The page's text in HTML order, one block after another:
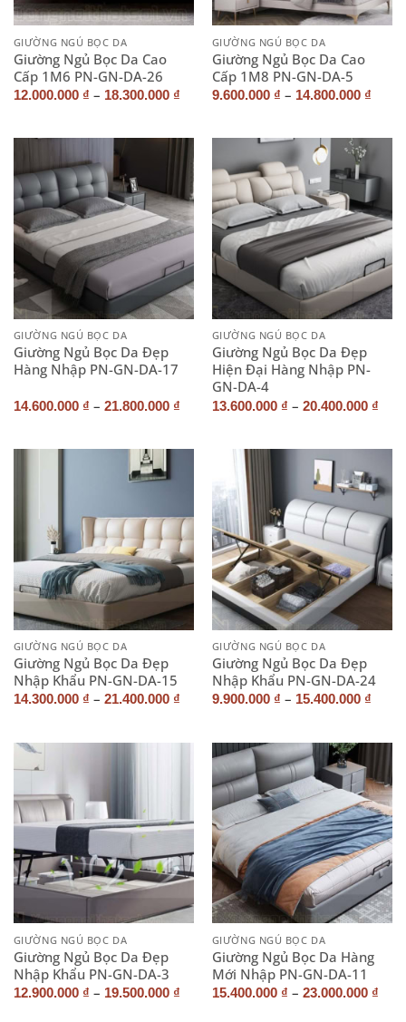
GIƯỜNG NGỦ BỌC DA
Giường Ngủ Bọc Da Cao
Cấp 1M6 PN-GN-DA-26
12.000.000 ₫ – 18.300.000 ₫
GIƯỜNG NGỦ BỌC DA
Giường Ngủ Bọc Da Cao
Cấp 1M8 PN-GN-DA-5
9.600.000 ₫ – 14.800.000 ₫
GIƯỜNG NGỦ BỌC DA
Giường Ngủ Bọc Da Đẹp
Hàng Nhập PN-GN-DA-17
14.600.000 ₫ – 21.800.000 ₫
GIƯỜNG NGỦ BỌC DA
Giường Ngủ Bọc Da Đẹp
Hiện Đại Hàng Nhập PN-
GN-DA-4
13.600.000 ₫ – 20.400.000 ₫
GIƯỜNG NGỦ BỌC DA
Giường Ngủ Bọc Da Đẹp
Nhập Khẩu PN-GN-DA-15
14.300.000 ₫ – 21.400.000 ₫
GIƯỜNG NGỦ BỌC DA
Giường Ngủ Bọc Da Đẹp
Nhập Khẩu PN-GN-DA-24
9.900.000 ₫ – 15.400.000 ₫
GIƯỜNG NGỦ BỌC DA
Giường Ngủ Bọc Da Đẹp
Nhập Khẩu PN-GN-DA-3
12.900.000 ₫ – 19.500.000 ₫
GIƯỜNG NGỦ BỌC DA
Giường Ngủ Bọc Da Hàng
Mới Nhập PN-GN-DA-11
15.400.000 ₫ – 23.000.000 ₫